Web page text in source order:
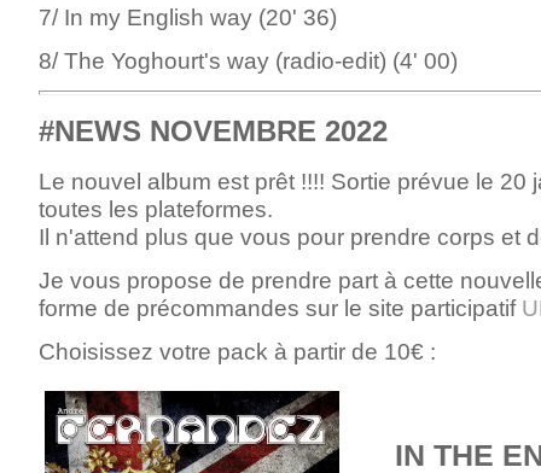
7/ In my English way (20' 36)
8/ The Yoghourt's way (radio-edit) (4' 00)
#NEWS NOVEMBRE 2022
Le nouvel album est prêt !!!! Sortie prévue le 20
toutes les plateformes.
Il n'attend plus que vous pour prendre corps et
Je vous propose de prendre part à cette
forme de précommandes sur le site participatif
Choisissez votre pack à partir de 10€ :
IN THE